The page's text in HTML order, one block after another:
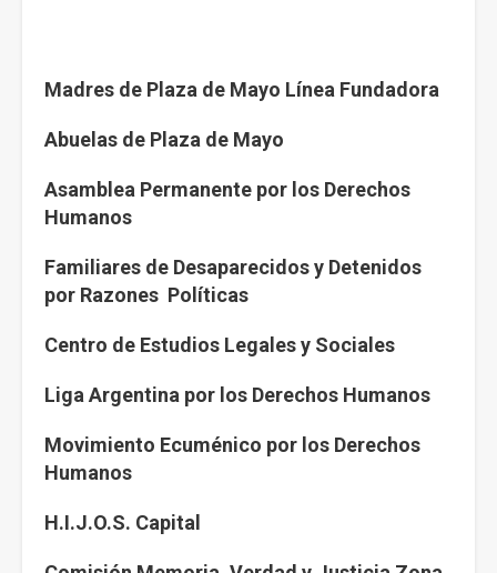
Madres de Plaza de Mayo Línea Fundadora
Abuelas de Plaza de Mayo
Asamblea Permanente por los Derechos
Humanos
Familiares de Desaparecidos y Detenidos
por Razones Políticas
Centro de Estudios Legales y Sociales
Liga Argentina por los Derechos Humanos
Movimiento Ecuménico por los Derechos
Humanos
H.I.J.O.S. Capital